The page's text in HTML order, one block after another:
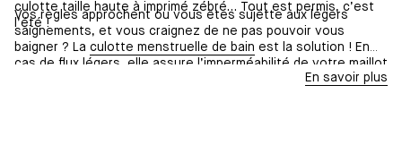
culotte taille haute à imprimé zébré… Tout est permis, c’est
l’été !
Vos règles approchent ou vous êtes sujette aux légers
saignements, et vous craignez de ne pas pouvoir vous
baigner ? La culotte menstruelle de bain est la solution ! En
cas de flux légers, elle assure l’imperméabilité de votre maillot
de bain et vous protège des fuites en toute discrétion.En savoir plus